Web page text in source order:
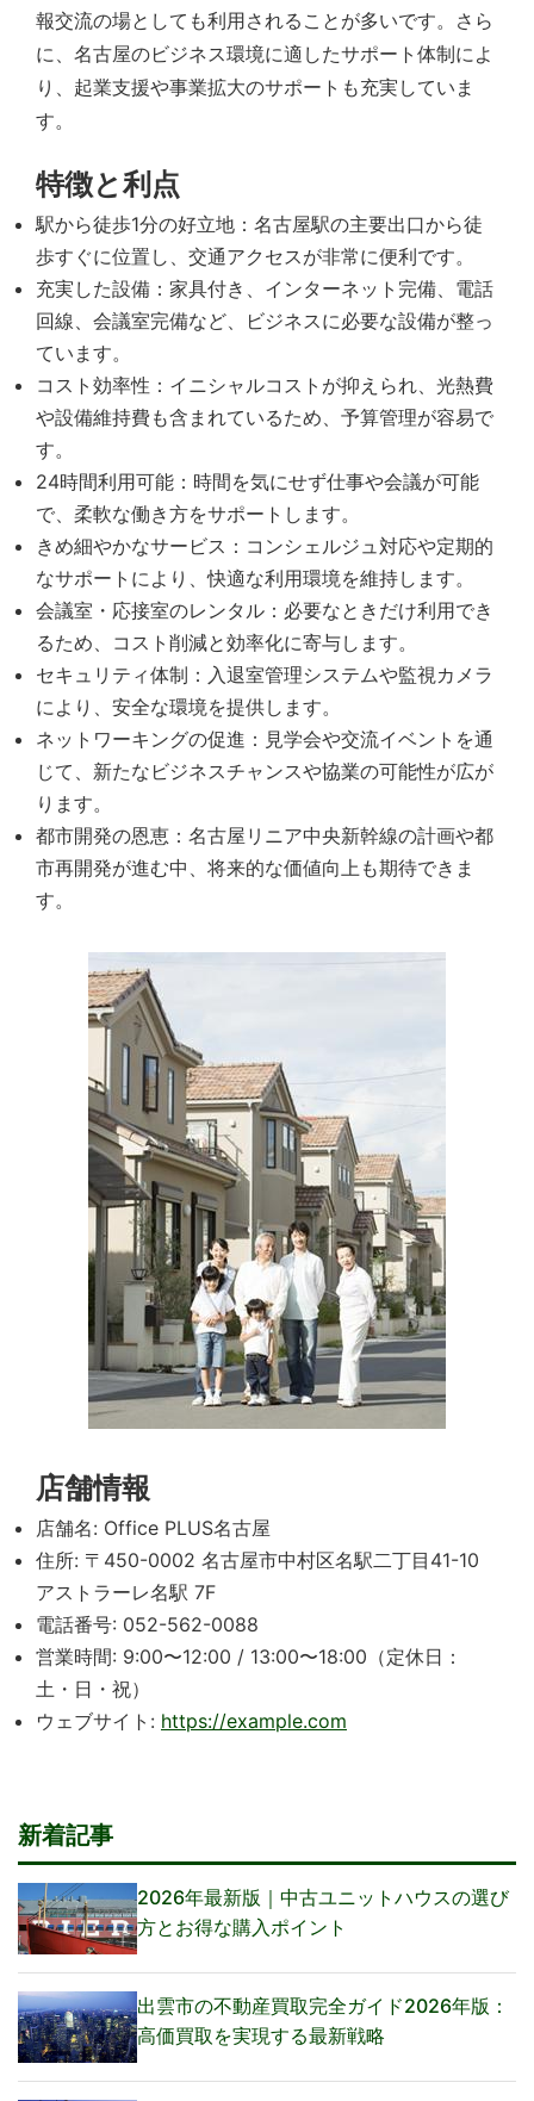
報交流の場としても利用されることが多いです。さら
に、名古屋のビジネス環境に適したサポート体制によ
り、起業支援や事業拡大のサポートも充実していま
す。
特徴と利点
駅から徒歩1分の好立地：名古屋駅の主要出口から徒
歩すぐに位置し、交通アクセスが非常に便利です。
充実した設備：家具付き、インターネット完備、電話
回線、会議室完備など、ビジネスに必要な設備が整っ
ています。
コスト効率性：イニシャルコストが抑えられ、光熱費
や設備維持費も含まれているため、予算管理が容易で
す。
24時間利用可能：時間を気にせず仕事や会議が可能
で、柔軟な働き方をサポートします。
きめ細やかなサービス：コンシェルジュ対応や定期的
なサポートにより、快適な利用環境を維持します。
会議室・応接室のレンタル：必要なときだけ利用でき
るため、コスト削減と効率化に寄与します。
セキュリティ体制：入退室管理システムや監視カメラ
により、安全な環境を提供します。
ネットワーキングの促進：見学会や交流イベントを通
じて、新たなビジネスチャンスや協業の可能性が広が
ります。
都市開発の恩恵：名古屋リニア中央新幹線の計画や都
市再開発が進む中、将来的な価値向上も期待できま
す。
店舗情報
店舗名: Office PLUS名古屋
住所: 〒450-0002 名古屋市中村区名駅二丁目41-10
アストラーレ名駅 7F
電話番号: 052-562-0088
営業時間: 9:00〜12:00 / 13:00〜18:00（定休日：
土・日・祝）
ウェブサイト: https://example.com
新着記事
2026年最新版｜中古ユニットハウスの選び
方とお得な購入ポイント
出雲市の不動産買取完全ガイド2026年版：
高価買取を実現する最新戦略